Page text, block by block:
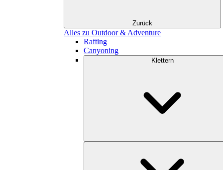
Zurück
Alles zu Outdoor & Adventure
Rafting
Canyoning
Klettern